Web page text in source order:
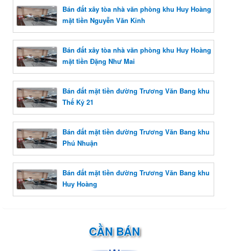
Bán đất xây tòa nhà văn phòng khu Huy Hoàng
mặt tiền Nguyễn Văn Kỉnh
Bán đất xây tòa nhà văn phòng khu Huy Hoàng
mặt tiền Đặng Như Mai
Bán đất mặt tiền đường Trương Văn Bang khu
Thế Kỷ 21
Bán đất mặt tiền đường Trương Văn Bang khu
Phú Nhuận
Bán đất mặt tiền đường Trương Văn Bang khu
Huy Hoàng
CẦN BÁN